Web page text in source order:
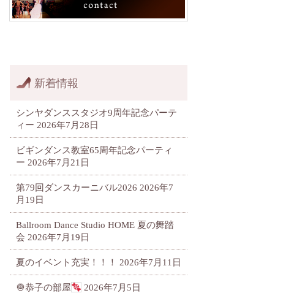
新着情報
シンヤダンススタジオ9周年記念パーテ
ィー 2026年7月28日
ビギンダンス教室65周年記念パーティ
ー 2026年7月21日
第79回ダンスカーニバル2026 2026年7
月19日
Ballroom Dance Studio HOME 夏の舞踏
会 2026年7月19日
夏のイベント充実！！！ 2026年7月11日
🧅恭子の部屋 2026年7月5日